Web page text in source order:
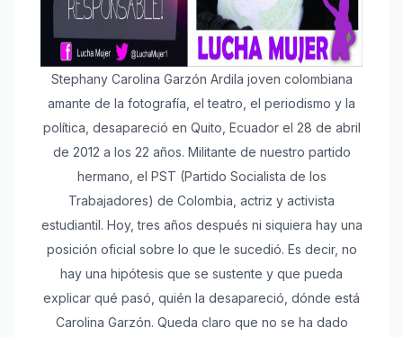
Stephany Carolina Garzón Ardila joven colombiana
amante de la fotografía, el teatro, el periodismo y la
política, desapareció en Quito, Ecuador el 28 de abril
de 2012 a los 22 años. Militante de nuestro partido
hermano, el PST (Partido Socialista de los
Trabajadores) de Colombia, actriz y activista
estudiantil. Hoy, tres años después ni siquiera hay una
posición oficial sobre lo que le sucedió. Es decir, no
hay una hipótesis que se sustente y que pueda
explicar qué pasó, quién la desapareció, dónde está
Carolina Garzón. Queda claro que no se ha dado